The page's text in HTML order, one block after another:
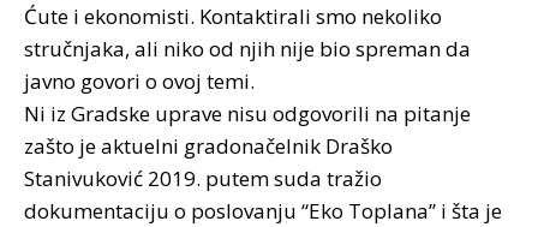
Ćute i ekonomisti. Kontaktirali smo nekoliko
stručnjaka, ali niko od njih nije bio spreman da
javno govori o ovoj temi.
Ni iz Gradske uprave nisu odgovorili na pitanje
zašto je aktuelni gradonačelnik Draško
Stanivuković 2019. putem suda tražio
dokumentaciju o poslovanju “Eko Toplana” i šta je